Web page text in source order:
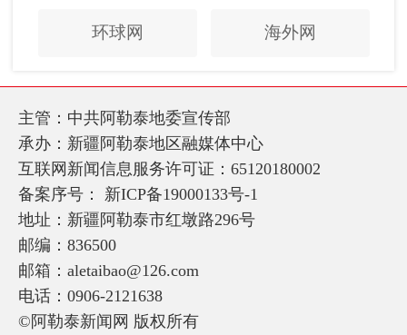
环球网 海外网
主管：中共阿勒泰地委宣传部
承办：新疆阿勒泰地区融媒体中心
互联网新闻信息服务许可证：65120180002
备案序号： 新ICP备19000133号-1
地址：新疆阿勒泰市红墩路296号
邮编：836500
邮箱：aletaibao@126.com
电话：0906-2121638
©阿勒泰新闻网 版权所有